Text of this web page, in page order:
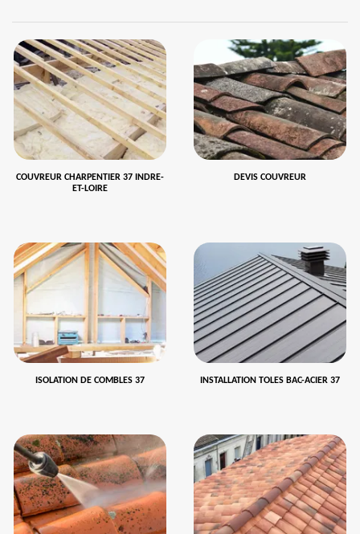
COUVREUR CHARPENTIER 37 INDRE-
ET-LOIRE
DEVIS COUVREUR
ISOLATION DE COMBLES 37 INSTALLATION TOLES BAC-ACIER 37